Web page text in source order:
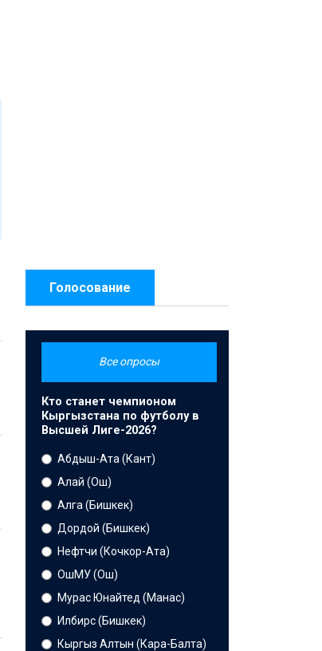
Голосование
Все опросы
Кто станет чемпионом
Кыргызстана по футболу в
Высшей Лиге-2026?
Абдыш-Ата (Кант)
Алай (Ош)
Алга (Бишкек)
Дордой (Бишкек)
Нефтчи (Кочкор-Ата)
ОшМУ (Ош)
Мурас Юнайтед (Манас)
Илбирс (Бишкек)
Кыргыз Алтын (Кара-Балта)